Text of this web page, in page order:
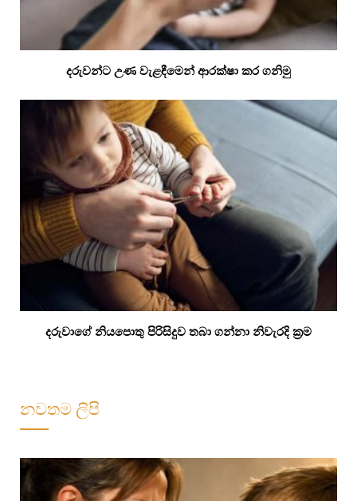
දරුවන්ට උණ වැළඳීමෙන් ආරක්ෂා කර ගනිමු
දරුවාගේ නියපොතු පිරිසිදුව තබා ගන්නා නිවැරදි ක්‍රම
නවතම ලිපි